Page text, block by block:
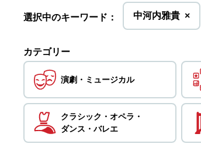
選択中のキーワード： 中河内雅貴を
削
×
カテゴリー
演劇・ ミュージカル
クラシック・ オペラ・
ダンス・ バレエ